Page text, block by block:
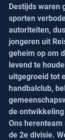
Destijds waren
sporten
autoriteiten,
jongeren uit
geheim op om
levend te
uitgegroeid tot
handbalclub,
de
Ons
de 2e divisie.